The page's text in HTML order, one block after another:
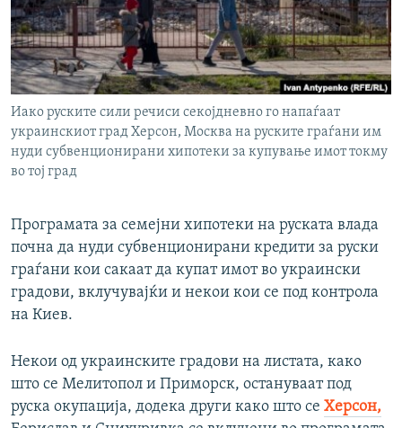
РСЕ веб страници
Иако руските сили речиси секојдневно го напаѓаат
украинскиот град Херсон, Москва на руските граѓани им
нуди субвенционирани хипотеки за купување имот токму
во тој град
Програмата за семејни хипотеки на руската влада
почна да нуди субвенционирани кредити за руски
граѓани кои сакаат да купат имот во украински
градови, вклучувајќи и некои кои се под контрола
на Киев.
Некои од украинските градови на листата, како
што се Мелитопол и Приморск, остануваат под
руска окупација, додека други како што се Херсон,